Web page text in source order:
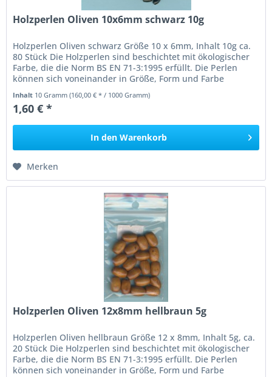
Holzperlen Oliven 10x6mm schwarz 10g
Holzperlen Oliven schwarz Größe 10 x 6mm, Inhalt 10g ca.
80 Stück Die Holzperlen sind beschichtet mit ökologischer
Farbe, die die Norm BS EN 71-3:1995 erfüllt. Die Perlen
können sich voneinander in Größe, Form und Farbe
Inhalt 10 Gramm(160,00 € * / 1000 Gramm)
1,60 € *
In den Warenkorb
Merken
Holzperlen Oliven 12x8mm hellbraun 5g
Holzperlen Oliven hellbraun Größe 12 x 8mm, Inhalt 5g, ca.
20 Stück Die Holzperlen sind beschichtet mit ökologischer
Farbe, die die Norm BS EN 71-3:1995 erfüllt. Die Perlen
können sich voneinander in Größe, Form und Farbe